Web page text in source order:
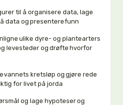
til å organisere data, lage
data og presentere funn
ulike dyre- og plantearters
levesteder og drøfte hvorfor
vannets kretsløp og gjøre rede
for livet på jorda
og lage hypoteser og